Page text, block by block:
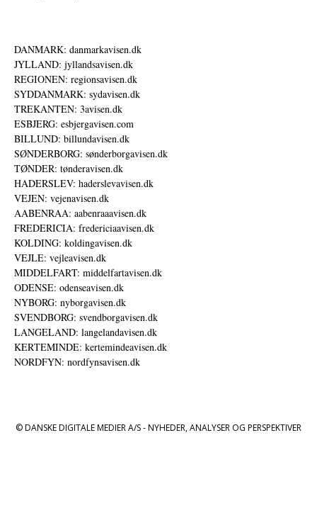
DANMARK: danmarkavisen.dk
JYLLAND: jyllandsavisen.dk
REGIONEN: regionsavisen.dk
SYDDANMARK: sydavisen.dk
TREKANTEN: 3avisen.dk
ESBJERG: esbjergavisen.com
BILLUND: billundavisen.dk
SØNDERBORG: sønderborgavisen.dk
TØNDER: tønderavisen.dk
HADERSLEV: haderslevavisen.dk
VEJEN: vejenavisen.dk
AABENRAA: aabenraaavisen.dk
FREDERICIA: fredericiaavisen.dk
KOLDING: koldingavisen.dk
VEJLE: vejleavisen.dk
MIDDELFART: middelfartavisen.dk
ODENSE: odenseavisen.dk
NYBORG: nyborgavisen.dk
SVENDBORG: svendborgavisen.dk
LANGELAND: langelandavisen.dk
KERTEMINDE: kertemindeavisen.dk
NORDFYN: nordfynsavisen.dk
© DANSKE DIGITALE MEDIER A/S - NYHEDER, ANALYSER OG PERSPEKTIVER